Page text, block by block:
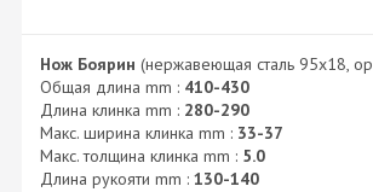
Нож Боярин (нержавеющая сталь 95x18,
Общая длина mm : 410-430
Длина клинка mm : 280-290
Макс. ширина клинка mm : 33-37
Макс. толщина клинка mm : 5.0
Длина рукояти mm : 130-140